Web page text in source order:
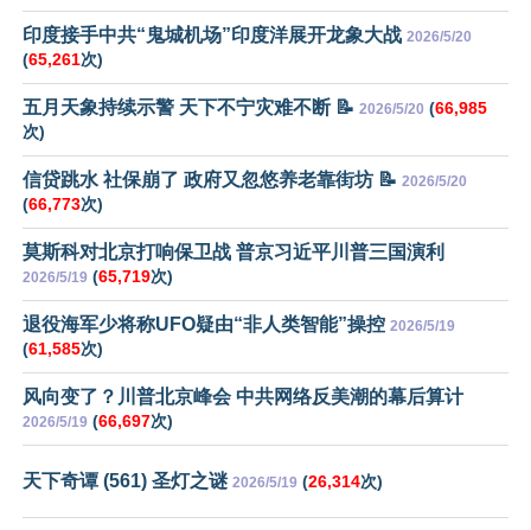
印度接手中共“鬼城机场”印度洋展开龙象大战 2026/5/20
(65,261次)
五月天象持续示警 天下不宁灾难不断 📝 2026/5/20 (66,985
次)
信贷跳水 社保崩了 政府又忽悠养老靠街坊 📝 2026/5/20
(66,773次)
莫斯科对北京打响保卫战 普京习近平川普三国演利
2026/5/19 (65,719次)
退役海军少将称UFO疑由“非人类智能”操控 2026/5/19
(61,585次)
风向变了？川普北京峰会 中共网络反美潮的幕后算计
2026/5/19 (66,697次)
天下奇谭 (561) 圣灯之谜 2026/5/19 (26,314次)